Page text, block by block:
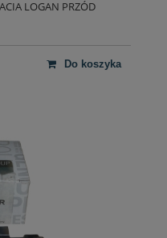
LOGAN PRZÓD
do koszyka